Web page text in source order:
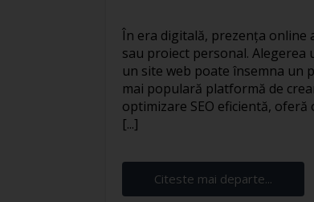
În era digitală, prezența online
sau proiect personal.
un site web poate însemna un
mai populară platformă de
optimizare SEO eficientă,
[...]
Citeste mai departe...